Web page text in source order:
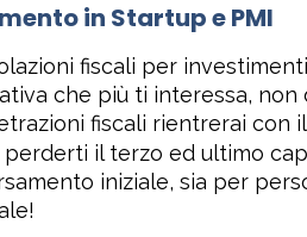
in Startup e PMI
fiscali per
che più ti interessa,
fiscali rientrerai
il terzo ed ultimo
iniziale, sia per